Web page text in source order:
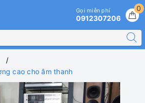
0
Gọi miễn phí
0912307206
cao cho âm thanh